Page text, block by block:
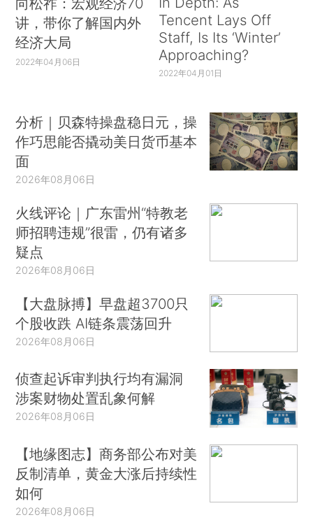
讲，带你了解国内外
经济大局
2022年04月06日
Tencent Lays Off
Staff, Is Its ‘Winter’
Approaching?
2022年04月01日
分析｜贝森特操盘稳日元，操
作巧思能否撬动美日货币基本
面
2026年08月06日
火线评论｜广东雷州“特教老
师招聘违规”很雷，仍有诸多
疑点
2026年08月06日
【大盘脉搏】早盘超3700只
个股收跌 AI链条震荡回升
2026年08月06日
侦查起诉审判执行均有漏洞
涉案财物处置乱象何解
2026年08月06日
【地缘图志】商务部公布对美
反制清单，黄金大涨后持续性
如何
2026年08月06日